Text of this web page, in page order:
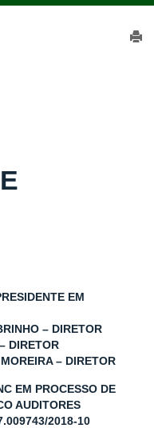
EM
– DIRETOR
DIRETOR
– DIRETOR
EM PROCESSO DE
AUDITORES
2018-10